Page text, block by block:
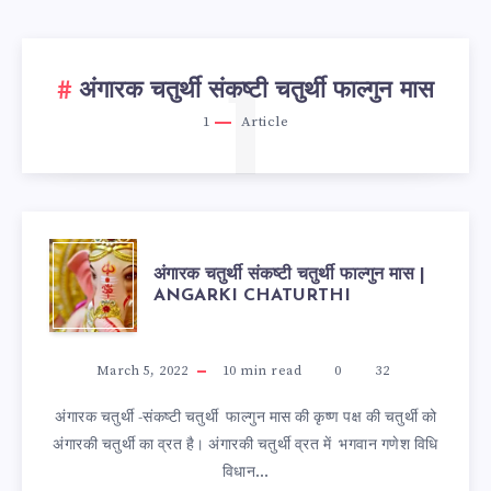
अंगारक चतुर्थी संकष्टी चतुर्थी फाल्गुन मास
1 Article
1
अंगारक
चतुर्थी
संकष्टी
चतुर्थी
अंगारक चतुर्थी संकष्टी चतुर्थी फाल्गुन मास |
ANGARKI CHATURTHI
March 5, 2022 10 min read 0 32
अंगारक चतुर्थी -संकष्टी चतुर्थी फाल्गुन मास की कृष्ण पक्ष की चतुर्थी को
अंगारकी चतुर्थी का व्रत है। अंगारकी चतुर्थी व्रत में भगवान गणेश विधि
विधान…